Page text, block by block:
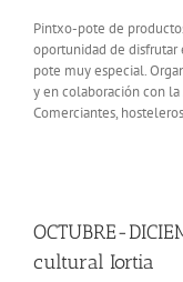
Pintxo-pote de
oportunidad de disfrutar
pote muy especial.
y en colaboración con
Comerciantes,
OCTUBRE-
cultural Iortia